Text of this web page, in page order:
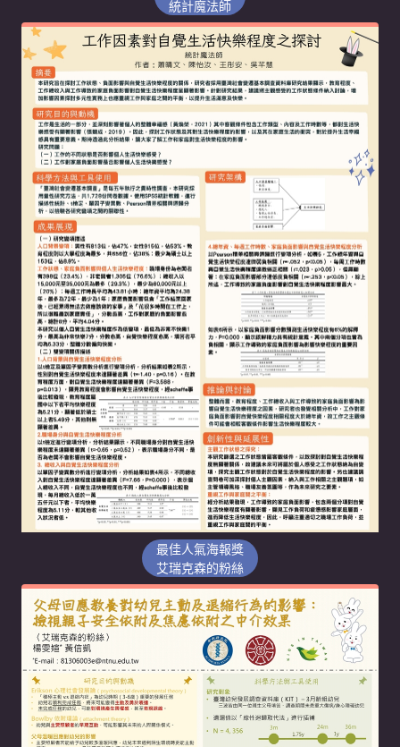
統計魔法師
最佳人氣海報獎
艾瑞克森的粉絲